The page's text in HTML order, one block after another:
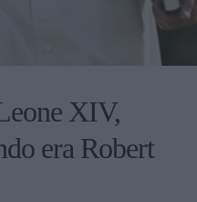
XIV,
era Robert